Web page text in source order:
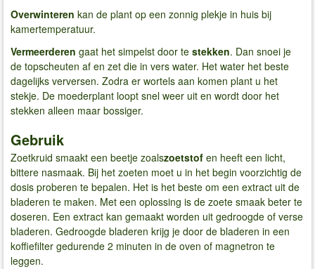
Overwinteren kan de plant op een zonnig plekje in huis bij
kamertemperatuur.
Vermeerderen gaat het simpelst door te stekken. Dan snoei je
de topscheuten af en zet die in vers water. Het water het beste
dagelijks verversen. Zodra er wortels aan komen plant u het
stekje. De moederplant loopt snel weer uit en wordt door het
stekken alleen maar bossiger.
Gebruik
Zoetkruid smaakt een beetje zoalszoetstof en heeft een licht,
bittere nasmaak. Bij het zoeten moet u in het begin voorzichtig de
dosis proberen te bepalen. Het is het beste om een extract uit de
bladeren te maken. Met een oplossing is de zoete smaak beter te
doseren. Een extract kan gemaakt worden uit gedroogde of verse
bladeren. Gedroogde bladeren krijg je door de bladeren in een
koffiefilter gedurende 2 minuten in de oven of magnetron te
leggen.